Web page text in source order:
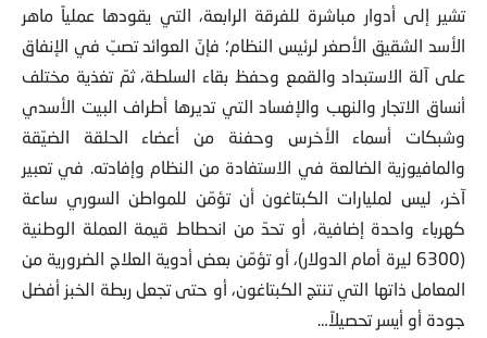
تشير إلى أدوار مباشرة للفرقة الرابعة، التي يقودها عملياً ماهر
الأسد الشقيق الأصغر لرئيس النظام؛ فإنّ العوائد تصبّ في الإنفاق
على آلة الاستبداد والقمع وحفظ بقاء السلطة، ثمّ تغذية مختلف
أنساق الاتجار والنهب والإفساد التي تديرها أطراف البيت الأسدي
وشبكات أسماء الأخرس وحفنة من أعضاء الحلقة الضيّقة
والمافيوزية الضالعة في الاستفادة من النظام وإفادته. في تعبير
آخر، ليس لمليارات الكبتاغون أن تؤمّن للمواطن السوري ساعة
كهرباء واحدة إضافية، أو تحدّ من انحطاط قيمة العملة الوطنية
(6300 ليرة أمام الدولار)، أو تؤمّن بعض أدوية العلاج الضرورية من
المعامل ذاتها التي تنتج الكبتاغون، أو حتى تجعل ربطة الخبز أفضل
جودة أو أيسر تحصيلاً…